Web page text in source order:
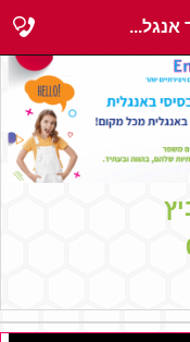
אנגל...